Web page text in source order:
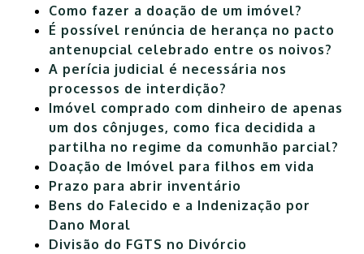
Como fazer a doação de um imóvel?
É possível renúncia de herança no pacto
antenupcial celebrado entre os noivos?
A perícia judicial é necessária nos
processos de interdição?
Imóvel comprado com dinheiro de apenas
um dos cônjuges, como fica decidida a
partilha no regime da comunhão parcial?
Doação de Imóvel para filhos em vida
Prazo para abrir inventário
Bens do Falecido e a Indenização por
Dano Moral
Divisão do FGTS no Divórcio